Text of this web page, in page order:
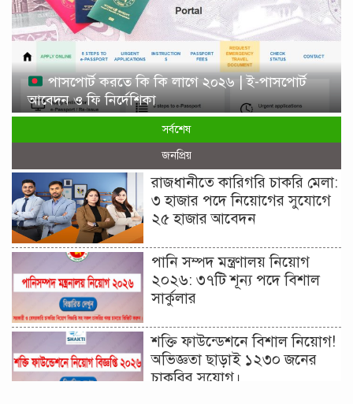
পাসপোর্ট করতে কি কি লাগে ২০২৬ | ই-পাসপোর্ট
আবেদন ও ফি নির্দেশিকা
সর্বশেষ
জনপ্রিয়
রাজধানীতে কারিগরি চাকরি মেলা:
৩ হাজার পদে নিয়োগের সুযোগে
২৫ হাজার আবেদন
পানি সম্পদ মন্ত্রণালয় নিয়োগ
২০২৬: ৩৭টি শূন্য পদে বিশাল
সার্কুলার
শক্তি ফাউন্ডেশনে বিশাল নিয়োগ!
অভিজ্ঞতা ছাড়াই ১২৩০ জনের
চাকরির সুযোগ।